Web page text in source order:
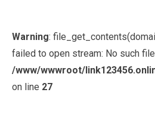
Warning:
failed to open stream: No such
/www/wwwroot/
on line 27